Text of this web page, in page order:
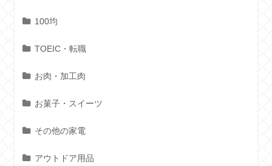
100均
TOEIC・転職
お肉・加工肉
お菓子・スイーツ
その他の家電
アウトドア用品